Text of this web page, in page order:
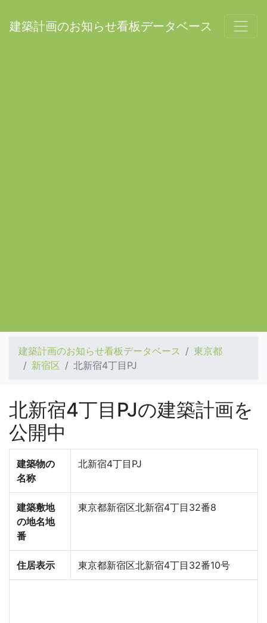
建築計画のお知らせ看板データベース
建築計画のお知らせ看板データベース
東京都
新宿区
北新宿4丁目PJ
北新宿4丁目PJの建築計画を
公開中
建築物の
名称
北新宿4丁目PJ
建築敷地
の地名地
番
東京都新宿区北新宿4丁目32番8
住居表示 東京都新宿区北新宿4丁目32番10号